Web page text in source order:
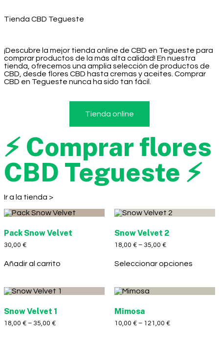
Tienda CBD Tegueste
¡Descubre la mejor tienda online de CBD en Tegueste para
comprar productos de la más alta calidad! En nuestra
tienda, ofrecemos una amplia selección de productos de
CBD, desde flores CBD hasta cremas y aceites. Comprar
CBD en Tegueste nunca ha sido tan fácil.
Tienda online
⚡ Comprar flores
CBD Tegueste ⚡
Ir a la tienda >
Pack Snow Velvet
30,00 €
Añadir al carrito
Snow Velvet 2
18,00 € – 35,00 €
Seleccionar opciones
Snow Velvet 1
18,00 € – 35,00 €
Mimosa
10,00 € – 121,00 €